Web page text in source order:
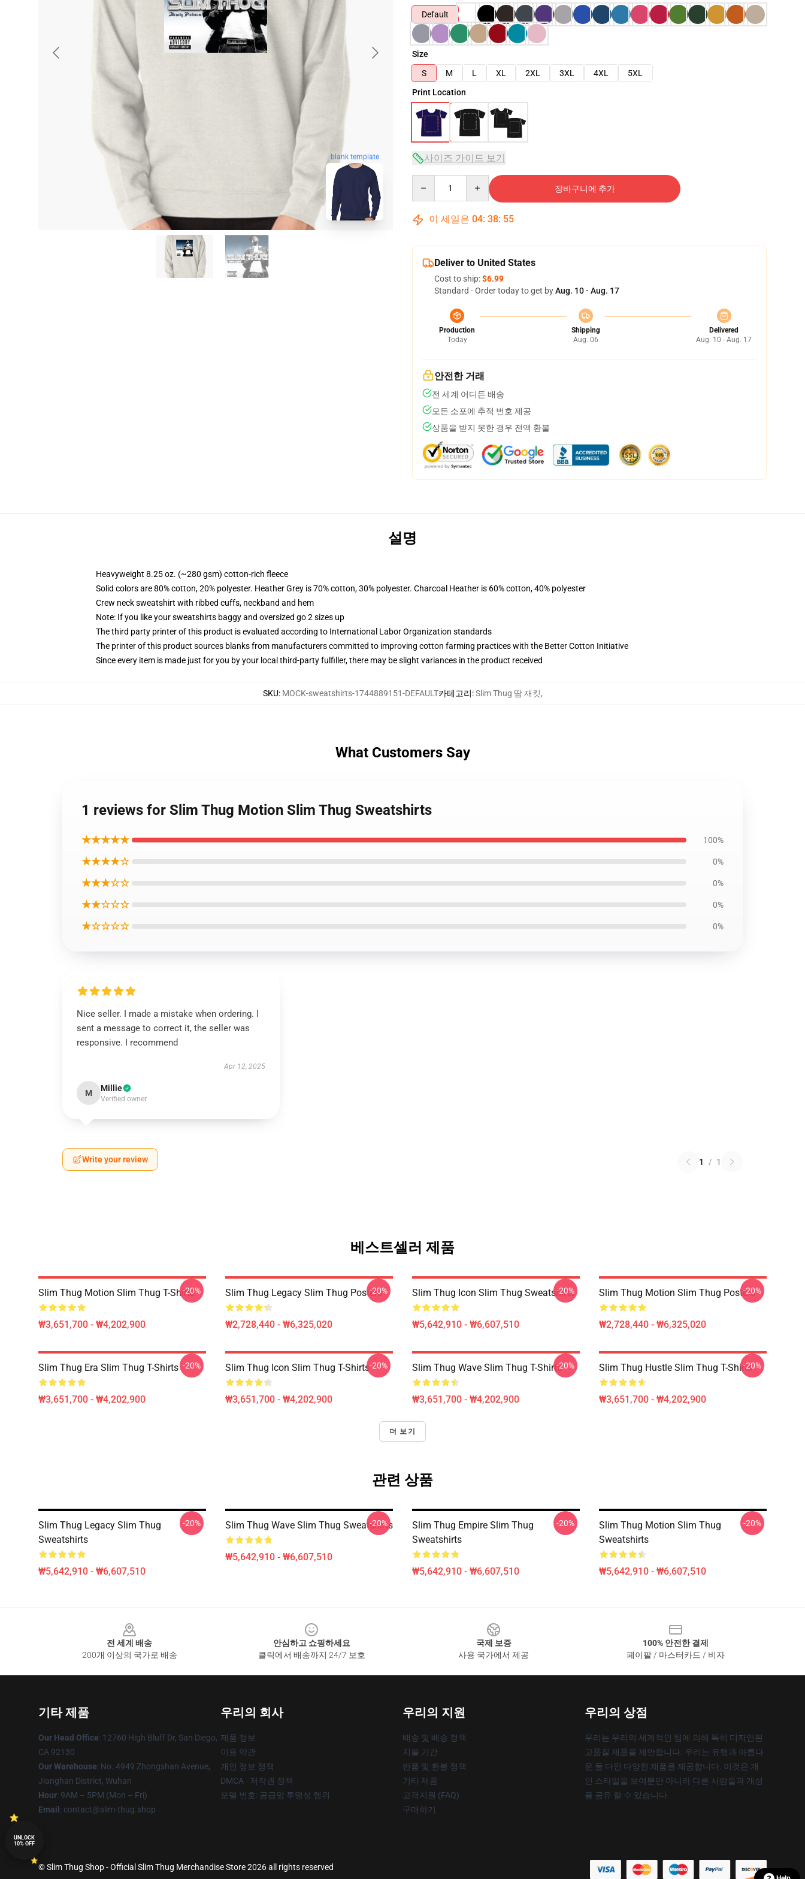
blank template
Default
Size
S
M L XL 2XL 3XL 4XL
5XL
Print Location
사이즈 가이드 보기
장바구니에 추가
이 세일은 04: 38: 54
Deliver to United States
Cost to ship:$6.99
Standard - Order today to get byAug. 10 - Aug. 17
Production
Today
Shipping
Aug. 06
Delivered
Aug. 10 - Aug. 17
안전한 거래
전 세계 어디든 배송
모든 소포에 추적 번호 제공
상품을 받지 못한 경우 전액 환불
설명
Heavyweight 8.25 oz. (~280 gsm) cotton-rich fleece
Solid colors are 80% cotton, 20% polyester. Heather Grey is 70% cotton, 30% polyester. Charcoal Heather is 60% cotton, 40% polyester
Crew neck sweatshirt with ribbed cuffs, neckband and hem
Note: If you like your sweatshirts baggy and oversized go 2 sizes up
The third party printer of this product is evaluated according to International Labor Organization standards
The printer of this product sources blanks from manufacturers committed to improving cotton farming practices with the Better Cotton Initiative
Since every item is made just for you by your local third-party fulfiller, there may be slight variances in the product received
SKU: MOCK-sweatshirts-1744889151-DEFAULT카테고리:Slim Thug 땀 재킷,
What Customers Say
1 reviews for Slim Thug Motion Slim Thug Sweatshirts
★★★★★ 100%
★★★★☆ 0%
★★★☆☆ 0%
★★☆☆☆ 0%
★☆☆☆☆ 0%
Nice seller. I made a mistake when ordering. I
sent a message to correct it, the seller was
responsive. I recommend
Apr 12, 2025
M Millie
Verified owner
Write your review 1 / 1
베스트셀러 제품
Slim Thug Motion Slim Thug T-Shirts
₩3,651,700 - ₩4,202,900
-20% Slim Thug Legacy Slim Thug Posters
₩2,728,440 - ₩6,325,020
-20% Slim Thug Icon Slim Thug Sweatshirts
₩5,642,910 - ₩6,607,510
-20% Slim Thug Motion Slim Thug Posters
₩2,728,440 - ₩6,325,020
-20%
Slim Thug Era Slim Thug T-Shirts
₩3,651,700 - ₩4,202,900
-20% Slim Thug Icon Slim Thug T-Shirts
₩3,651,700 - ₩4,202,900
-20% Slim Thug Wave Slim Thug T-Shirts
₩3,651,700 - ₩4,202,900
-20% Slim Thug Hustle Slim Thug T-Shirts
₩3,651,700 - ₩4,202,900
-20%
더 보기
관련 상품
Slim Thug Legacy Slim Thug
Sweatshirts
₩5,642,910 - ₩6,607,510
-20% Slim Thug Wave Slim Thug Sweatshirts
₩5,642,910 - ₩6,607,510
-20%
Slim Thug Empire Slim Thug
Sweatshirts
₩5,642,910 - ₩6,607,510
-20%
Slim Thug Motion Slim Thug
Sweatshirts
₩5,642,910 - ₩6,607,510
-20%
전 세계 배송
200개 이상의 국가로 배송
안심하고 쇼핑하세요
클릭에서 배송까지 24/7 보호
국제 보증
사용 국가에서 제공
100% 안전한 결제
페이팔 / 마스터카드 / 비자
기타 제품
Our Head Office: 12760 High Bluff Dr, San Diego,
CA 92130
Our Warehouse: No. 4949 Zhongshan Avenue,
Jianghan District, Wuhan
Hour: 9AM – 5PM (Mon – Fri)
Email : contact@slim-thug.shop
우리의 회사
제품 정보
이용 약관
개인 정보 정책
DMCA - 저작권 정책
모델 번호: 공급망 투명성 행위
우리의 지원
배송 및 배송 정책
지불 기간
반품 및 환불 정책
기타 제품
고객지원 (FAQ)
구매하기
우리의 상점
우리는 우리의 세계적인 팀에 의해 특히 디자인된
고품질 제품을 제안합니다. 우리는 유행과 아름다
운 둘 다인 다양한 제품을 제공합니다. 이것은 개
인 스타일을 보여뿐만 아니라 다른 사람들과 개성
을 공유 할 수 있습니다.
© Slim Thug Shop - Official Slim Thug Merchandise Store 2026 all rights reserved
UNLOCK
10% OFF